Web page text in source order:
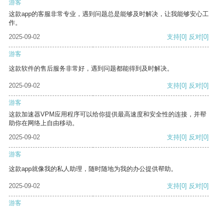
游客
这款app的客服非常专业，遇到问题总是能够及时解决，让我能够安心工
作。
2025-09-02
支持[0] 反对[0]
游客
这款软件的售后服务非常好，遇到问题都能得到及时解决。
2025-09-02 支持[0] 反对[0]
游客
这款加速器VPM应用程序可以给你提供最高速度和安全性的连接，并帮
助你在网络上自由移动。
2025-09-02
支持[0] 反对[0]
游客
这款app就像我的私人助理，随时随地为我的办公提供帮助。
2025-09-02 支持[0] 反对[0]
游客